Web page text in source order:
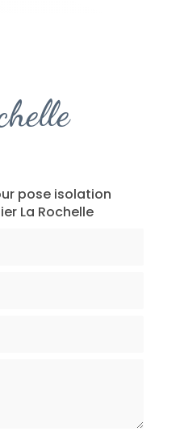
pose isolation
La Rochelle